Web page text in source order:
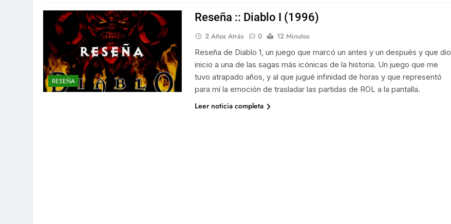
RESEÑA
Reseña :: Diablo I (1996)
2 Años Atrás 0
12 Minutos
Reseña de Diablo 1, un juego que marcó un antes y un después y que dio
inicio a una de las sagas más icónicas de la historia. Un juego que me
tuvo atrapado años, y al que jugué infinidad de horas y que representó
para mí la emoción de trasladar las partidas de ROL a la pantalla.
Leer noticia completa